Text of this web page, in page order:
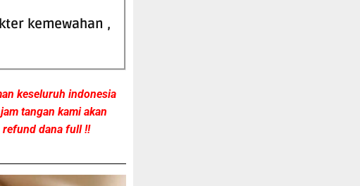
kemewahan ,
keseluruh indonesia
tangan kami akan
refund dana full !!